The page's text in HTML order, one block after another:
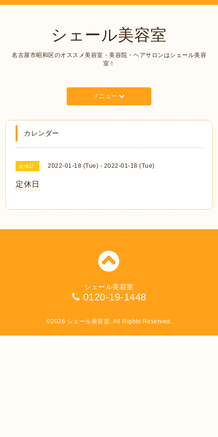
シェール美容室
名古屋市昭和区のオススメ美容室・美容院・ヘアサロンはシェール美容
室！
メニュー
カレンダー
定休日 2022-01-18 (Tue) - 2022-01-18 (Tue)
定休日
シェール美容室
0120-19-1448
©2026 シェール美容室. All Rights Reserved.